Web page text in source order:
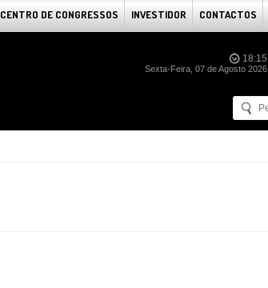
CENTRO DE CONGRESSOS INVESTIDOR CONTACTOS
18:15
Sexta-Feira, 07 de Agosto 2026